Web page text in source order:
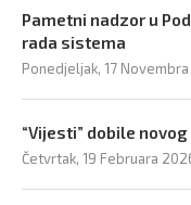
Pametni nadzor u
rada sistema
Ponedjeljak, 17
“Vijesti” dobile
Četvrtak, 19 Februara